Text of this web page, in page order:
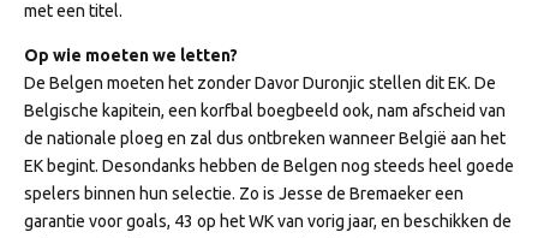
met een titel.
Op wie moeten we letten?
De Belgen moeten het zonder Davor Duronjic stellen dit EK. De
Belgische kapitein, een korfbal boegbeeld ook, nam afscheid van
de nationale ploeg en zal dus ontbreken wanneer België aan het
EK begint. Desondanks hebben de Belgen nog steeds heel goede
spelers binnen hun selectie. Zo is Jesse de Bremaeker een
garantie voor goals, 43 op het WK van vorig jaar, en beschikken de